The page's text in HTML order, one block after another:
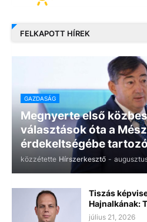
FELKAPOTT HÍREK
GAZDASÁG
Megnyerte első
választások óta a
érdekeltségébe
közzétette Hírszerkesztő -
Tiszás
Hajnalkának:
július 21, 2026